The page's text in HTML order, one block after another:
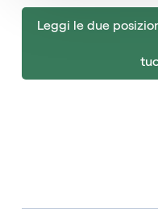
Leggi le due